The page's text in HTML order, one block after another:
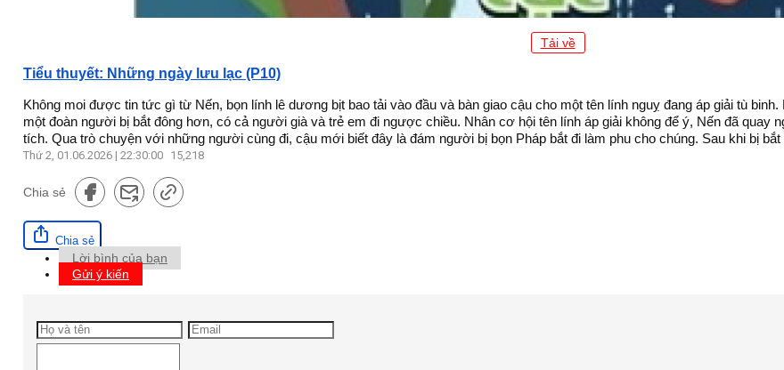
Tải về
Tiểu thuyết: Những ngày lưu lạc (P10)
Không moi được tin tức gì từ Nến, bọn lính lê dương bịt bao tải vào đầu và bàn giao cậu cho một tên lính nguỵ đang áp giải tù
một đoàn người bị bắt đông hơn, có cả người già và trẻ em đi ngược chiều. Nhân cơ hội tên lính áp giải không để ý, Nến đã quay
tích. Qua trò chuyện với những người cùng đi, cậu mới biết đây là đám người bị bọn Pháp bắt đi làm phu cho chúng. Sau khi bị bắt
Thứ 2, 01.06.2026 | 22:30:00 15,218
Chia sẻ
Chia sẻ
Lời bình của bạn
Gửi ý kiến